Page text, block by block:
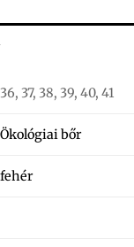
36, 37, 38, 39, 40, 41
Ökológiai bőr
fehér